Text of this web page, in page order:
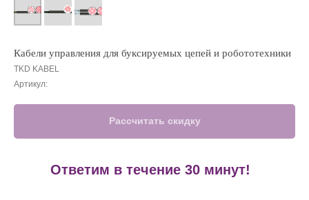
Кабели управления для буксируемых цепей и робототехники
TKD KABEL
Артикул:
Рассчитать скидку
Ответим в течение 30 минут!